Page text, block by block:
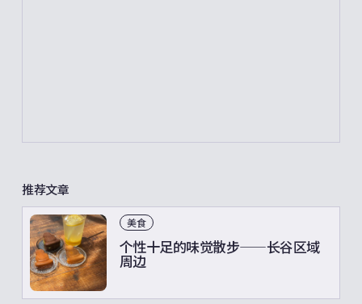
推荐文章
美食
个性十足的味觉散步——长谷区域
周边